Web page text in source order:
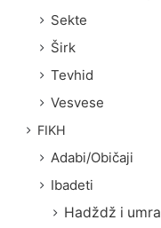
Sekte
Širk
Tevhid
Vesvese
FIKH
Adabi/Običaji
Ibadeti
Hadždž i umra